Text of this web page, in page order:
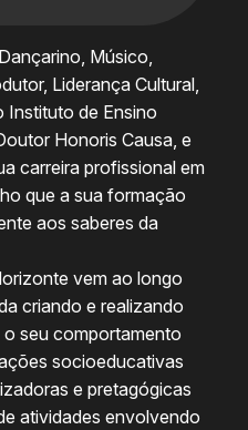
Músico,
Liderança Cultural,
Instituto de Ensino
Honoris Causa, e
carreira profissional em
que a sua formação
aos saberes da
vem ao longo
criando e realizando
seu comportamento
socioeducativas
e pretagógicas
atividades envolvendo